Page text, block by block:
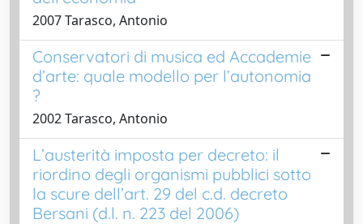
2007 Tarasco, Antonio
Conservatori di musica ed Accademie
d’arte: quale modello per l’autonomia
?
2002 Tarasco, Antonio
L’austerità imposta per decreto: il
riordino degli organismi pubblici sotto
la scure dell’art. 29 del c.d. decreto
Bersani (d.l. n. 223 del 2006)